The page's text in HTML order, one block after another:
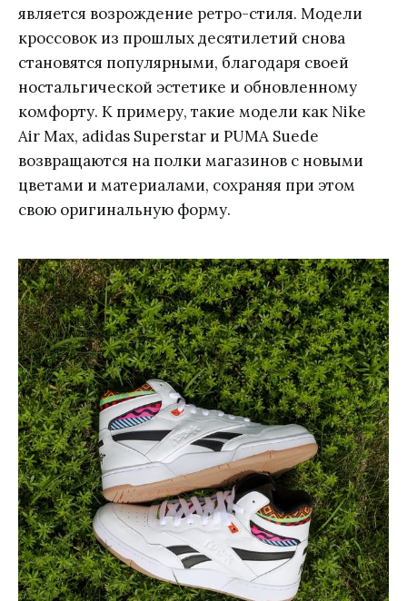
является возрождение ретро-стиля. Модели
кроссовок из прошлых десятилетий снова
становятся популярными, благодаря своей
ностальгической эстетике и обновленному
комфорту. К примеру, такие модели как Nike
Air Max, adidas Superstar и PUMA Suede
возвращаются на полки магазинов с новыми
цветами и материалами, сохраняя при этом
свою оригинальную форму.